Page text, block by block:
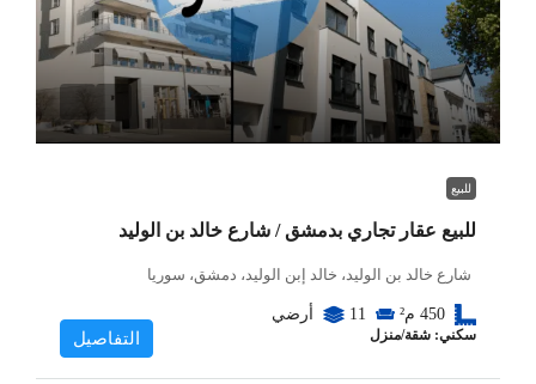
للبيع
للبيع عقار تجاري بدمشق / شارع خالد بن الوليد
شارع خالد بن الوليد، خالد إبن الوليد، دمشق، سوريا
450 م² 11 أرضي
سكني: شقة/منزل التفاصيل